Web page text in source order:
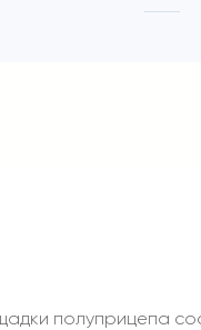
полуприцепа